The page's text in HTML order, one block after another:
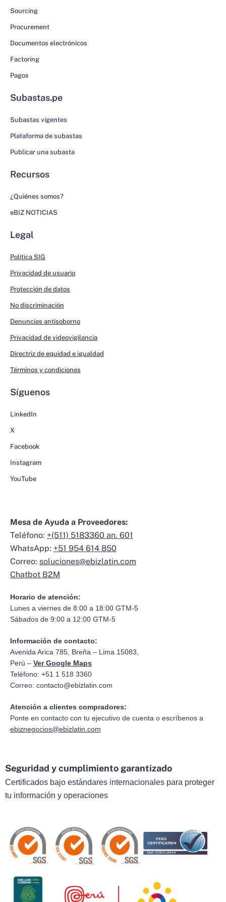
Sourcing
Procurement
Documentos electrónicos
Factoring
Pagos
Subastas.pe
Subastas vigentes
Plataforma de subastas
Publicar una subasta
Recursos
¿Quiénes somos?
eBIZ NOTICIAS
Legal
Política SIG
Privacidad de usuario
Protección de datos
No discriminación
Denuncias antisoborno
Privacidad de videovigilancia
Directriz de equidad e igualdad
Términos y condiciones
Síguenos
LinkedIn
X
Facebook
Instagram
YouTube
Mesa de Ayuda a Proveedores:
Teléfono: +(511) 5183360 an. 601
WhatsApp: +51 954 614 850
Correo: soluciones@ebizlatin.com
Chatbot B2M
Horario de atención:
Lunes a viernes de 8:00 a 18:00 GTM-5
Sábados de 9:00 a 12:00 GTM-5
Información de contacto:
Avenida Arica 785, Breña – Lima 15083,
Perú – Ver Google Maps
Teléfono: +51 1 518 3360
Correo: contacto@ebizlatin.com
Atención a clientes compradores:
Ponte en contacto con tu ejecutivo de cuenta o escríbenos a
ebiznegocios@ebizlatin.com
Seguridad y cumplimiento garantizado
Certificados bajo estándares internacionales para proteger
tu información y operaciones